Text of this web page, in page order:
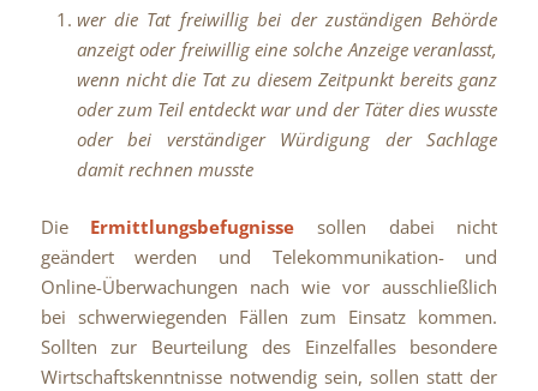
wer die Tat freiwillig bei der zuständigen Behörde
anzeigt oder freiwillig eine solche Anzeige veranlasst,
wenn nicht die Tat zu diesem Zeitpunkt bereits ganz
oder zum Teil entdeckt war und der Täter dies wusste
oder bei verständiger Würdigung der Sachlage
damit rechnen musste
Die Ermittlungsbefugnisse sollen dabei nicht
geändert werden und Telekommunikation- und
Online-Überwachungen nach wie vor ausschließlich
bei schwerwiegenden Fällen zum Einsatz kommen.
Sollten zur Beurteilung des Einzelfalles besondere
Wirtschaftskenntnisse notwendig sein, sollen statt der